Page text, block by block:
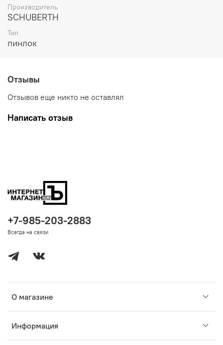
Производитель
SCHUBERTH
Тип
пинлок
Отзывы
Отзывов еще никто не оставлял
Написать отзыв
О магазине
Информация
+7-985-203-2883
Всегда на связи